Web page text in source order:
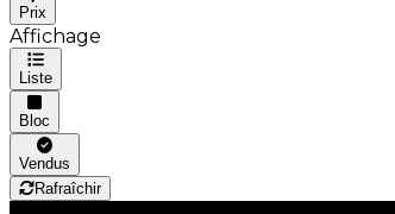
Prix
Affichage
Liste
Bloc
Vendus
Rafraîchir